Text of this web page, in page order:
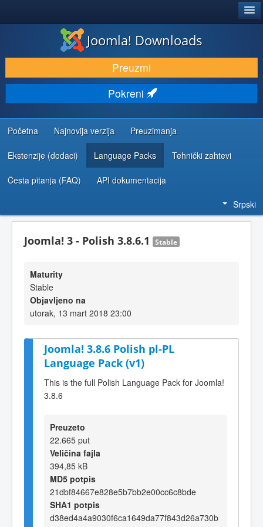
PREUZIMANJE I PROŠIRENJA (EKSTENZIJE)
OTKRIJTE I NAUČITE
ZAJEDNICA I PODRŠKA
RESURSI ZA RAZVOJ
Joomla! Downloads
Preuzmi
Pokreni
Početna Najnovija verzija Preuzimanja
Ekstenzije (dodaci) Language Packs Tehnički zahtevi
Česta pitanja (FAQ) API dokumentacija
Srpski
Joomla! 3 - Polish 3.8.6.1 Stable
Maturity
Stable
Objavljeno na
utorak, 13 mart 2018 23:00
Joomla! 3.8.6 Polish pl-PL
Language Pack (v1)
This is the full Polish Language Pack for Joomla!
3.8.6
Preuzeto
22.665 put
Veličina fajla
394,85 kB
MD5 potpis
21dbf84667e828e5b7bb2e00cc6c8bde
SHA1 potpis
d38ed4a4a9030f6ca1649da77f843d26a730b